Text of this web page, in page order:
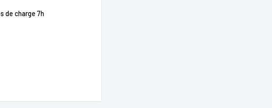
fluide.
de charge 7h